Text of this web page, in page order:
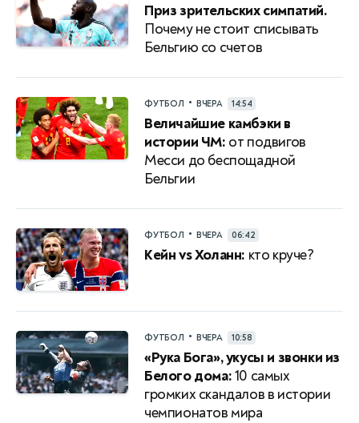
Приз зрительских симпатий.
Почему не стоит списывать
Бельгию со счетов
ФУТБОЛ • ВЧЕРА 14:54
Величайшие камбэки в
истории ЧМ: от подвигов
Месси до беспощадной
Бельгии
ФУТБОЛ • ВЧЕРА 06:42
Кейн vs Холанн: кто круче?
ФУТБОЛ • ВЧЕРА 10:58
«Рука Бога», укусы и звонки из
Белого дома:10 самых
громких скандалов в истории
чемпионатов мира